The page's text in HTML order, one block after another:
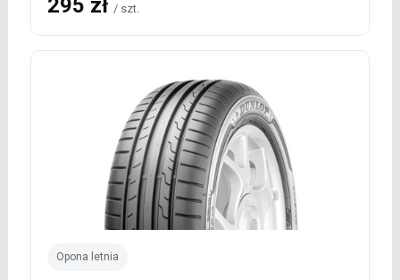
295 zł / szt.
Opona letnia